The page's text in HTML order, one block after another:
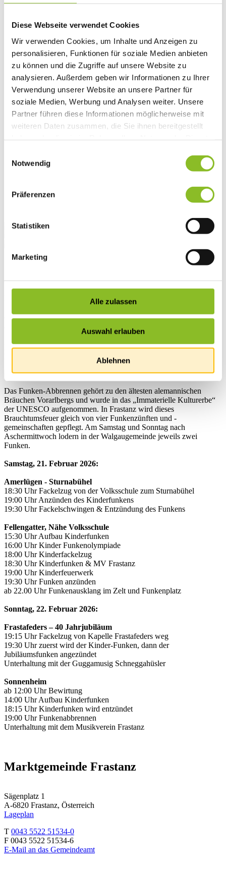
Diese Webseite verwendet Cookies
Wir verwenden Cookies, um Inhalte und Anzeigen zu
personalisieren, Funktionen für soziale Medien anbieten
zu können und die Zugriffe auf unsere Website zu
analysieren. Außerdem geben wir Informationen zu Ihrer
Verwendung unserer Website an unsere Partner für
soziale Medien, Werbung und Analysen weiter. Unsere
Partner führen diese Informationen möglicherweise mit
weiteren Daten zusammen, die Sie ihnen bereitgestellt
Notwendig
Präferenzen
Statistiken
Marketing
Alle zulassen
Auswahl erlauben
Ablehnen
Liste der Frastanzer Vereine
Veranstaltungskalender
Wirtschaft
Unternehmen & Standort
Nahversorgerliste
Betriebe
Wirtschaftsstandort Frastanz
Gemeindeentwicklung
Wige Frastanz
Wirtschaftsgemeinschaft
Herbstmarkt
Startseite
News
Lodernde Funkenfeuer
In Frastanz brennen am 21. und 22. Februar 2026 gleich vier
Das Funken-Abbrennen gehört zu den ältesten alemannischen
Bräuchen Vorarlbergs und wurde in das „Immaterielle Kulturerbe“
der UNESCO aufgenommen. In Frastanz wird dieses
Brauchtumsfeuer gleich von vier Funkenzünften und -
gemeinschaften gepflegt. Am Samstag und Sonntag nach
Aschermittwoch lodern in der Walgaugemeinde jeweils zwei
Funken.
Samstag, 21. Februar 2026:
Amerlügen - Sturnabühel
18:30 Uhr Fackelzug von der Volksschule zum Sturnabühel
19:00 Uhr Anzünden des Kinderfunkens
19:30 Uhr Fackelschwingen & Entzündung des Funkens
Fellengatter, Nähe Volksschule
15:30 Uhr Aufbau Kinderfunken
16:00 Uhr Kinder Funkenolympiade
18:00 Uhr Kinderfackelzug
18:30 Uhr Kinderfunken & MV Frastanz
19:00 Uhr Kinderfeuerwerk
19:30 Uhr Funken anzünden
ab 22.00 Uhr Funkenausklang im Zelt und Funkenplatz
Sonntag, 22. Februar 2026:
Frastafeders – 40 Jahrjubiläum
19:15 Uhr Fackelzug von Kapelle Frastafeders weg
19:30 Uhr zuerst wird der Kinder-Funken, dann der
Jubiläumsfunken angezündet
Unterhaltung mit der Guggamusig Schneggahüsler
Sonnenheim
ab 12:00 Uhr Bewirtung
14:00 Uhr Aufbau Kinderfunken
18:15 Uhr Kinderfunken wird entzündet
19:00 Uhr Funkenabbrennen
Unterhaltung mit dem Musikverein Frastanz
Marktgemeinde Frastanz
Sägenplatz 1
A-6820 Frastanz, Österreich
Lageplan
T 0043 5522 51534-0
F 0043 5522 51534-6
E-Mail an das Gemeindeamt